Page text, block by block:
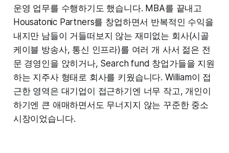
운영 업무를 수행하기도 했습니다. MBA를 끝내고
Housatonic Partners를 창업하면서 반복적인 수익을
내지만 남들이 거들떠보지 않는 재미없는 회사(시골
케이블 방송사, 통신 인프라)를 여러 개 사서 젊은 전
문 경영인을 앉히거나, Search fund 창업가들을 지원
하는 지주사 형태로 회사를 키웠습니다. William이 접
근한 영역은 대기업이 접근하기엔 너무 작고, 개인이
하기엔 큰 애매하면서도 무너지지 않는 꾸준한 중소
시장이었습니다.